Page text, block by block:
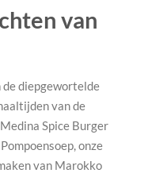
van
diepgewortelde
van de
Spice Burger
onze
van Marokko